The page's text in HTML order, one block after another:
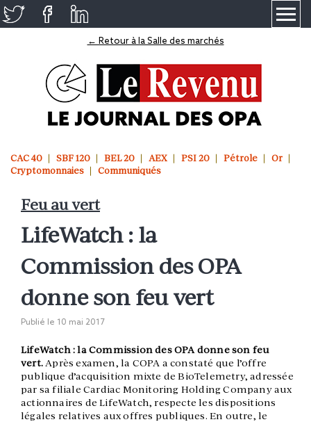
← Retour à la Salle des marchés
CAC 40 SBF 120 BEL 20 AEX PSI 20 Pétrole
Or
Cryptomonnaies
Communiqués
Feu au vert
LifeWatch : la
Commission des OPA
donne son feu vert
Publié le 10 mai 2017
LifeWatch : la Commission des OPA donne son feu
vert. Après examen, la COPA a constaté que l’offre
publique d’acquisition mixte de BioTelemetry, adressée
par sa filiale Cardiac Monitoring Holding Company aux
actionnaires de LifeWatch, respecte les dispositions
légales relatives aux offres publiques. En outre, le